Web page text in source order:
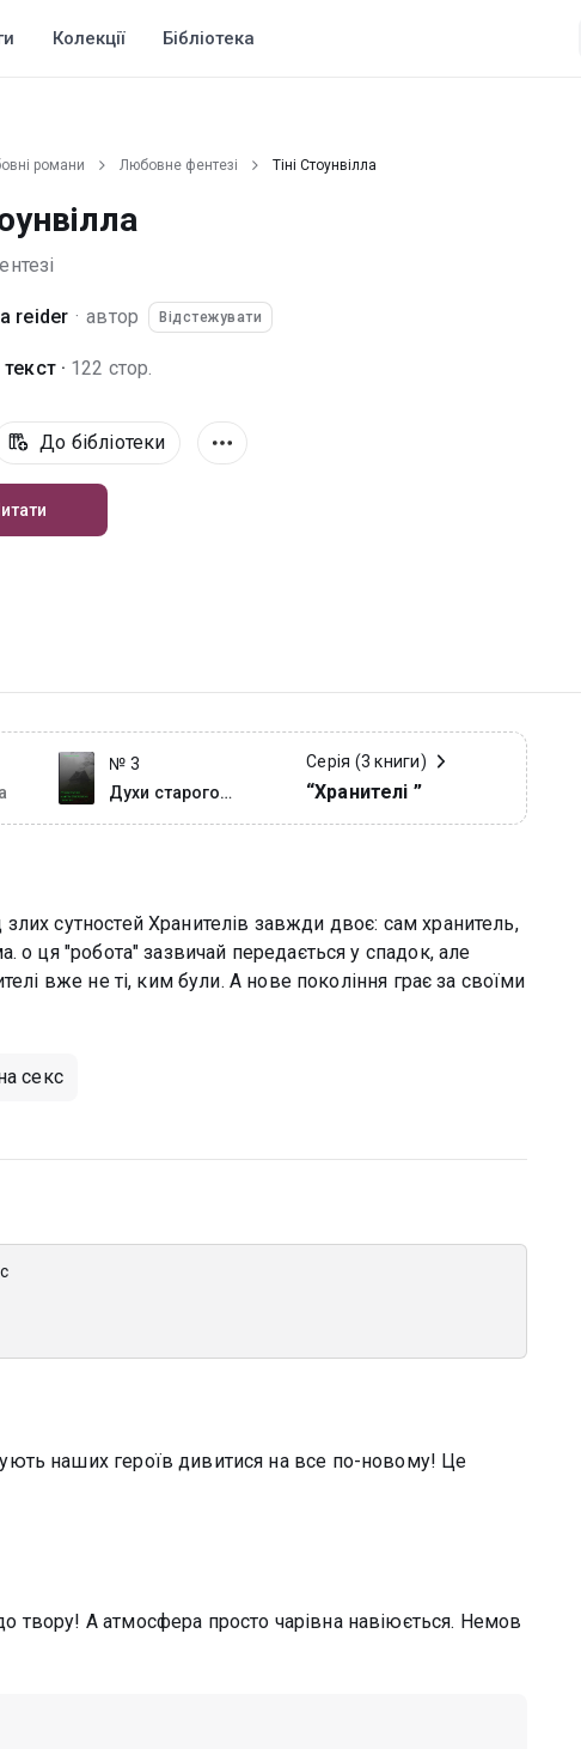
Колекції Бібліотека
романи Любовне фентезі Тіні Стоунвілла
reider · автор Відстежувати
· 122 стор.
До бібліотеки
№ 3
Духи старого
Серія (3 книги)
“Хранителі ”
сутностей Хранителів завжди двоє: сам хранитель,
о ця "робота" зазвичай передається у спадок, але
вже не ті, ким були. А нове покоління грає за своїми
секс
наших героїв дивитися на все по-новому! Це
А атмосфера просто чарівна навіюється. Немов